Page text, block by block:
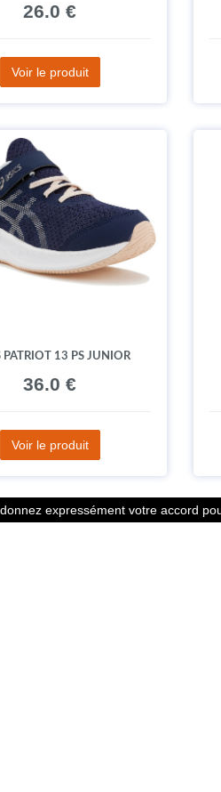
26.0 €
Voir le produit
PATRIOT 13 PS JUNIOR
36.0 €
Voir le produit
expressément votre accord